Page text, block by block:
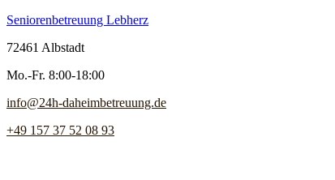
Seniorenbetreuung Lebherz
72461 Albstadt
Mo.-Fr. 8:00-18:00
info@24h-daheimbetreuung.de
+49 157 37 52 08 93